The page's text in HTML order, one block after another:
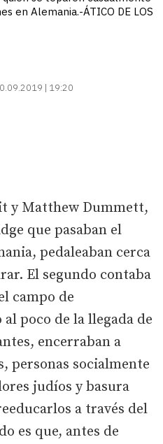
en Alemania.-ÁTICO DE LOS
| 19:20
y Matthew Dummett,
que pasaban el
pedaleaban cerca
El segundo contaba
campo de
poco de la llegada de
encerraban a
personas socialmente
judíos y basura
a través del
es que, antes de